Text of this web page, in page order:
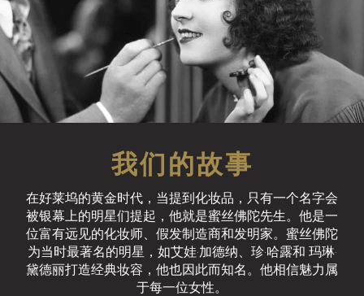
我们的故事
在好莱坞的黄金时代，当提到化妆品，只有一个名字会
被银幕上的明星们提起，他就是蜜丝佛陀先生。他是一
位富有远见的化妆师、假发制造商和发明家。蜜丝佛陀
为当时最著名的明星，如艾娃·加德纳、珍·哈露和 玛琳·
黛德丽打造经典妆容，他也因此而知名。他相信魅力属
于每一位女性。